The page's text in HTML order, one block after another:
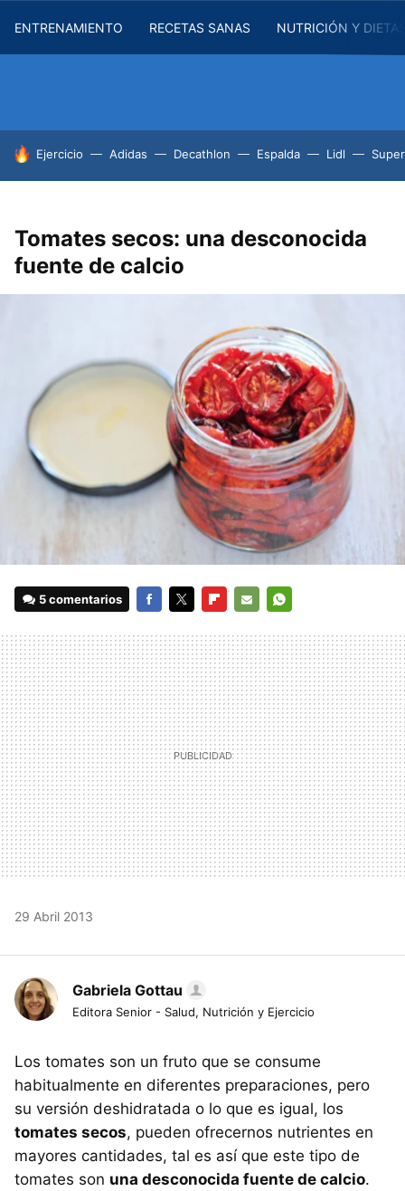
ENTRENAMIENTO RECETAS SANAS NUTRICIÓN Y
HOY SE HABLA DE
Ejercicio Adidas Decathlon Espalda Lidl
Tomates secos: una desconocida
fuente de calcio
5 comentarios
MAIL
29 Abril 2013
Gabriela Gottau
Editora Senior - Salud, Nutrición y Ejercicio
Los tomates son un fruto que se consume
habitualmente en diferentes preparaciones, pero
su versión deshidratada o lo que es igual, los
tomates secos, pueden ofrecernos nutrientes en
mayores cantidades, tal es así que este tipo de
tomates son una desconocida fuente de calcio.